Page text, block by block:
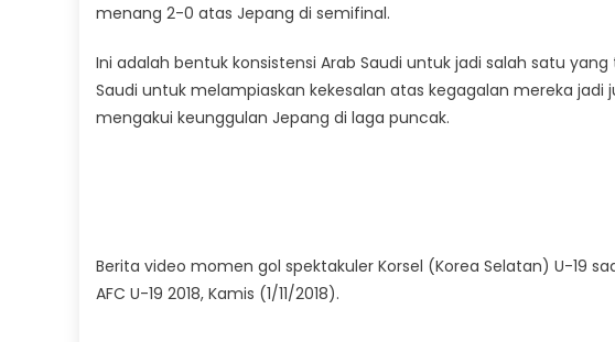
menang 2-0 atas Jepang di semifinal.
Ini adalah bentuk konsistensi Arab Saudi untuk jadi salah satu
Saudi untuk melampiaskan kekesalan atas kegagalan mereka jadi
mengakui keunggulan Jepang di laga puncak.
Berita video momen gol spektakuler Korsel (Korea Selatan) U-19
AFC U-19 2018, Kamis (1/11/2018).